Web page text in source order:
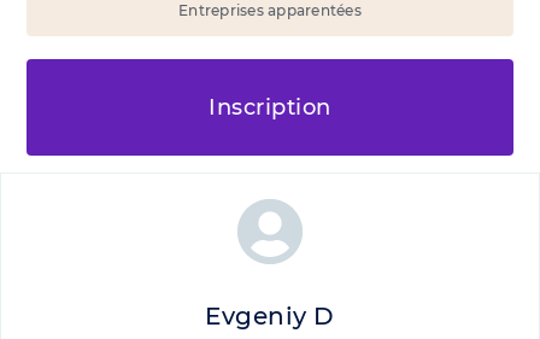
Entreprises apparentées
Inscription
Evgeniy D